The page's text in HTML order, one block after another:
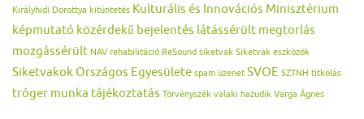
Királyhidi Dorottya kitüntetés Kulturális és Innovációs Minisztérium
képmutató közérdekű bejelentés látássérült megtorlás
mozgássérült NAV rehabilitáció ReSound siketvak Siketvak eszközök
Siketvakok Országos Egyesülete spam üzenet SVOE SZTNH titkolás
tróger munka tájékoztatás Törvényszék valaki hazudik Varga Ágnes